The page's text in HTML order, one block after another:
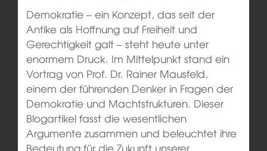
Demokratie – ein Konzept, das seit der
Antike als Hoffnung auf Freiheit und
Gerechtigkeit galt – steht heute unter
enormem Druck. Im Mittelpunkt stand ein
Vortrag von Prof. Dr. Rainer Mausfeld,
einem der führenden Denker in Fragen der
Demokratie und Machtstrukturen. Dieser
Blogartikel fasst die wesentlichen
Argumente zusammen und beleuchtet ihre
Bedeutung für die Zukunft unserer